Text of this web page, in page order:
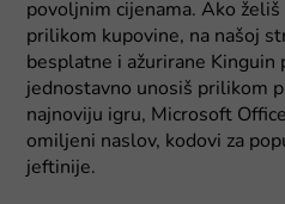
povoljnim cijenama. Ako
prilikom kupovine, na našoj
besplatne i ažurirane Kinguin
jednostavno unosiš prilikom
najnoviju igru, Microsoft
omiljeni naslov, kodovi za
jeftinije.